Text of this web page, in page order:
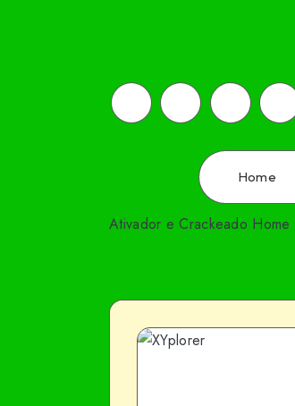
Home
Ativador e Crackeado Home